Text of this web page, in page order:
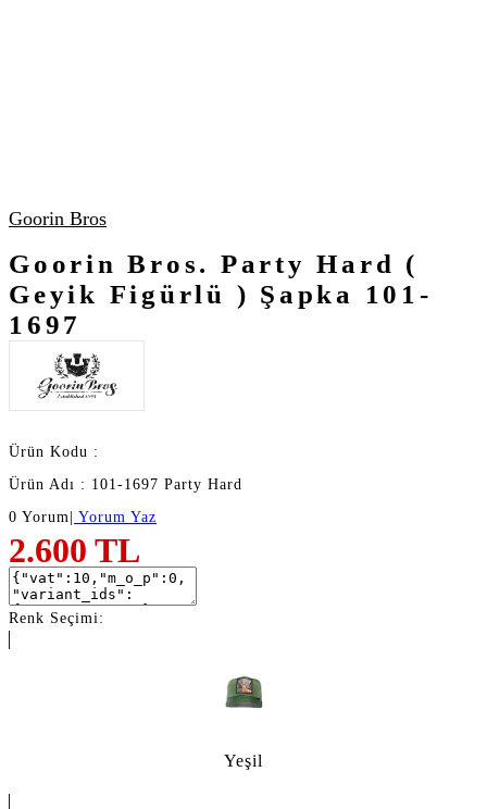
Goorin Bros
Goorin Bros. Party Hard (
Geyik Figürlü ) Şapka 101-
1697
Ürün Kodu :
Ürün Adı : 101-1697 Party Hard
0 Yorum | Yorum Yaz
2.600 TL
Renk Seçimi:
Yeşil